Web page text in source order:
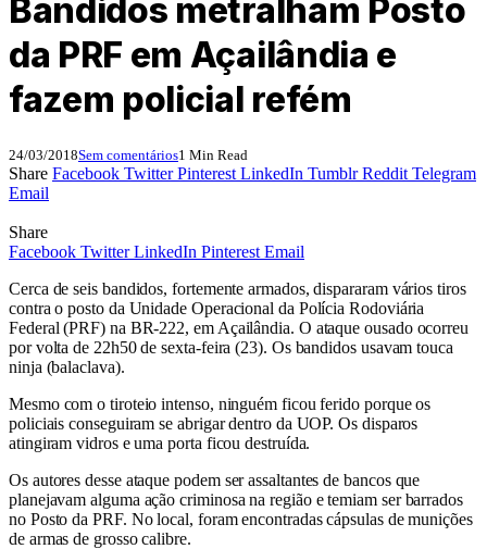
Bandidos metralham Posto
da PRF em Açailândia e
fazem policial refém
24/03/2018Sem comentários1 Min Read
Share Facebook Twitter Pinterest LinkedIn Tumblr Reddit Telegram
Email
Share
Facebook Twitter LinkedIn Pinterest Email
Cerca de seis bandidos, fortemente armados, dispararam vários tiros
contra o posto da Unidade Operacional da Polícia Rodoviária
Federal (PRF) na BR-222, em Açailândia. O ataque ousado ocorreu
por volta de 22h50 de sexta-feira (23). Os bandidos usavam touca
ninja (balaclava).
Mesmo com o tiroteio intenso, ninguém ficou ferido porque os
policiais conseguiram se abrigar dentro da UOP. Os disparos
atingiram vidros e uma porta ficou destruída.
Os autores desse ataque podem ser assaltantes de bancos que
planejavam alguma ação criminosa na região e temiam ser barrados
no Posto da PRF. No local, foram encontradas cápsulas de munições
de armas de grosso calibre.